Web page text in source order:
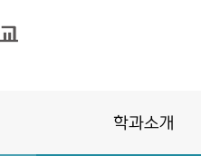
학과소개